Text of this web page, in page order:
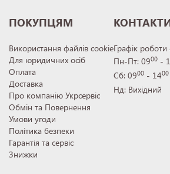
ПОКУПЦЯМ
Використання файлів cookie
Для юридичних осіб
Оплата
Доставка
Про компанію Укрсервіс
Обмін та Повернення
Умови угоди
Політика безпеки
Гарантія та сервіс
Знижки
Графік
Пн-Пт: 0900 -
Сб: 0900 - 1400
Нд: Вихідний